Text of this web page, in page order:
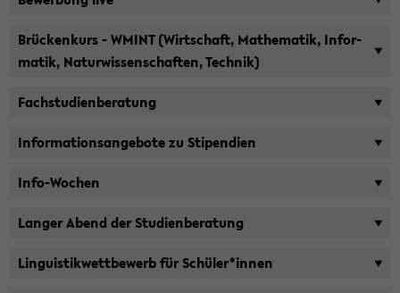
Brü­cken­kurs - WMINT (Wirt­schaft, Ma­the­ma­tik, In­for­
ma­tik, Na­tur­wis­sen­schaf­ten, Tech­nik)
Fach­stu­di­en­be­ra­tung
In­for­ma­ti­ons­an­ge­bo­te zu Sti­pen­di­en
Info-​Wochen
Lan­ger Abend der Stu­di­en­be­ra­tung
Lin­gu­is­tik­wett­be­werb für Schü­ler*innen